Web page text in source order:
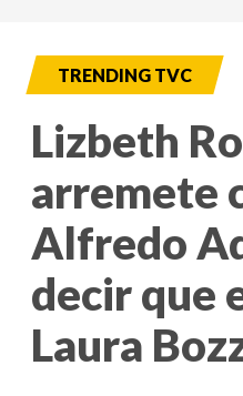
TRENDING TVC
Lizbeth
arremete
Alfredo
decir que
Laura